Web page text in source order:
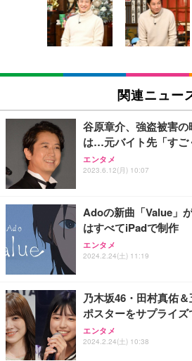
キング pc 事務椅子 360度
ン樹脂ベース 通気性メッ
(黒網+黒枠+黒足)
￥5,699
SIHOO B100 オフィスチ
ュチェア 人間工学 疲れな
￥27,999
Sezlife オフィスチェア デ
ワーク チェア 強化バック
能 人間工学 椅子 腰サポ
ョン PCチェア 通気性メ
務用 おしゃれ パソコンチ
Sezlife オフィスチェア デ
ワーク チェア 強化バック
能 人間工学 椅子 腰サポー
務用 おしゃれ パソコンチ
ANDWINT オフィスチェ
ッシュ 通気性 ランバーサ
ス圧無段階昇降 360度回
イト
￥105,595
EIZO ビジネス向けプレ
【純正品】27"ゲーミング
フック付き（CFI-ZDM1J）
【整備済み品】Dell
ー フルHD（1920×1080）
ort/VGA スピーカー内蔵
【MiniLED/24.5inch/
HOOTER Gaming
グモニター QD 24.5イン
回使い捨て 無香料 ホワイ
￥3,373
Amazonベーシック ペッ
x2袋(84枚) ホワイト(吸収
￥3,234
ネオ・ルーライフ ネオ・
り 単品
Smart Basic(スマートベ
限定】 Smart Basic アイ
超厚型 お徳用 ワイド 100
アイリスオーヤマ ペット
ュラー 200枚入【
関連ニュー
谷原章介、強盗被害
は…元バイト先「すご
エンタメ
2023.6.12(月) 10:07
Adoの新曲「Value」
はすべてiPadで制作
エンタメ
2024.2.24(土) 11:19
乃木坂46・田村真佑
ポスターをサプライズ
エンタメ
2024.2.24(土) 10:38